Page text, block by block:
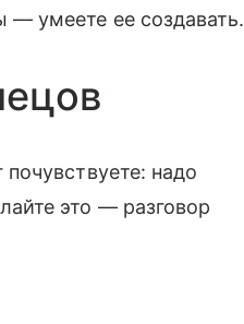
— умеете ее создавать.
надо
это — разговор